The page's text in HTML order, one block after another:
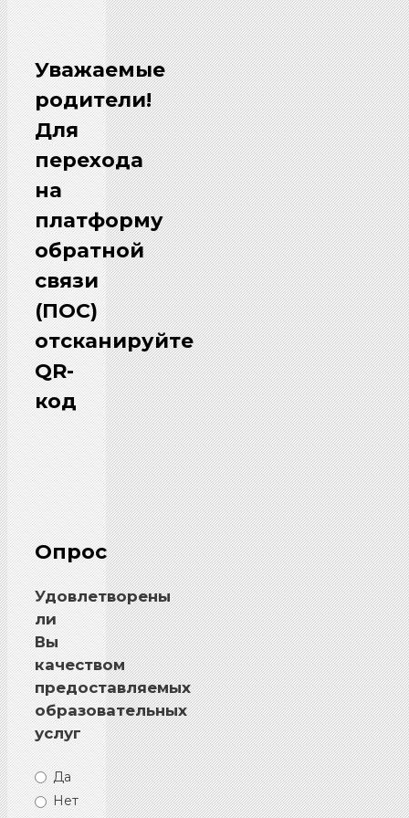
Уважаемые
родители!
Для
перехода
на
платформу
обратной
связи
(ПОС)
отсканируйте
QR-
код
Опрос
Удовлетворены
ли
Вы
качеством
предоставляемых
образовательных
услуг
Да
Нет